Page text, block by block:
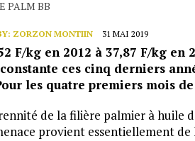
PALM BB
ZORZON MONTIIN 31 MAI 2019
F/kg en 2012 à 37,87 F/kg
ces cinq derniers
les quatre premiers mois
de la filière palmier à huile
provient essentiellement